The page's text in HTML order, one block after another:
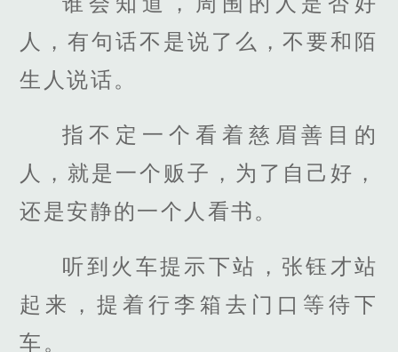
人，有句话不是说了么，不要和陌
生人说话。
指不定一个看着慈眉善目的
人，就是一个贩子，为了自己好，
还是安静的一个人看书。
听到火车提示下站，张钰才站
起来，提着行李箱去门口等待下
车。